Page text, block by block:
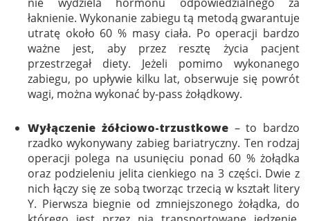
łaknienie. Wykonanie zabiegu tą metodą gwarantuje
utratę około 60 % masy ciała. Po operacji bardzo
ważne jest, aby przez resztę życia pacjent
przestrzegał diety. Jeżeli pomimo wykonanego
zabiegu, po upływie kilku lat, obserwuje się powrót
wagi, można wykonać by-pass żołądkowy.
Wyłączenie żółciowo-trzustkowe – to bardzo
rzadko wykonywany zabieg bariatryczny. Ten rodzaj
operacji polega na usunięciu ponad 60 % żołądka
oraz podzieleniu jelita cienkiego na 3 części. Dwie z
nich łączy się ze sobą tworząc trzecią w kształt litery
Y. Pierwsza biegnie od zmniejszonego żołądka, do